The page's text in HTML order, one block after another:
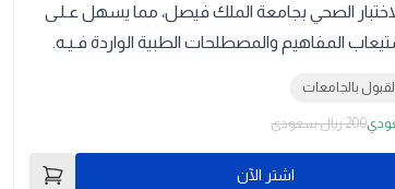
الصحي بجامعة الملك فيصل، مما يسهل عـلـى
المفاهيم والمصطلحات الطبية الواردة فـيـه.
بالجامعات
200 ريال سعودي
اشتر الآن